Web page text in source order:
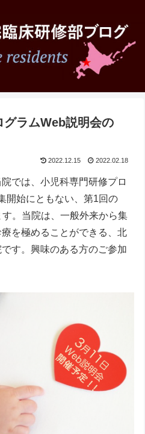
ラムWeb説明会の
2022.12.15 2022.02.18
では、小児科専門研修プロ
開始にともない、第1回の
。当院は、一般外来から集
を極めることができる、北
す。興味のある方のご参加